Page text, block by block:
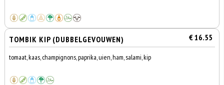
TOMBIK KIP (DUBBELGEVOUWEN) € 16.55
tomaat, kaas, champignons, paprika, uien, ham, salami, kip